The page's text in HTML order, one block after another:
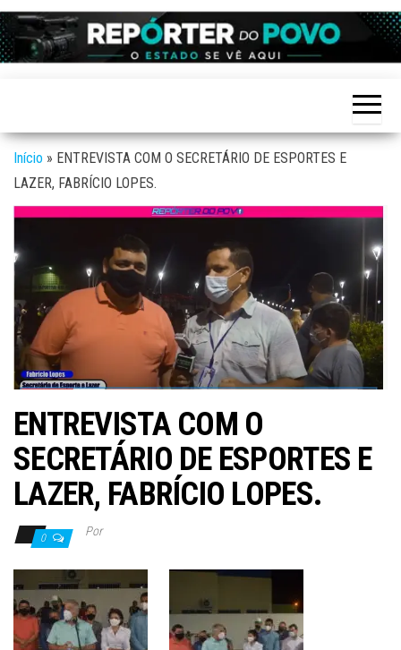
Skip
to
the
Reporter
site de
Notícias
Início » ENTREVISTA COM O SECRETÁRIO DE ESPORTES E
LAZER, FABRÍCIO LOPES.
ENTREVISTA COM O
SECRETÁRIO DE ESPORTES E
LAZER, FABRÍCIO LOPES.
0 Por